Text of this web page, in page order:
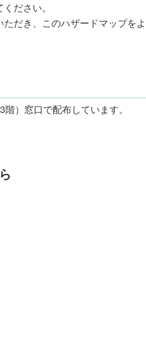
ださい。
だき、このハザードマップをよ
）窓口で配布しています。